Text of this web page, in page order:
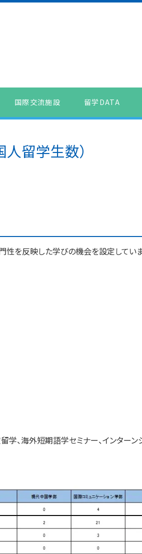
国際交流施設 留学DATA
留学生数）
を反映した学びの機会を設定していま
、海外短期語学セミナー、インターン